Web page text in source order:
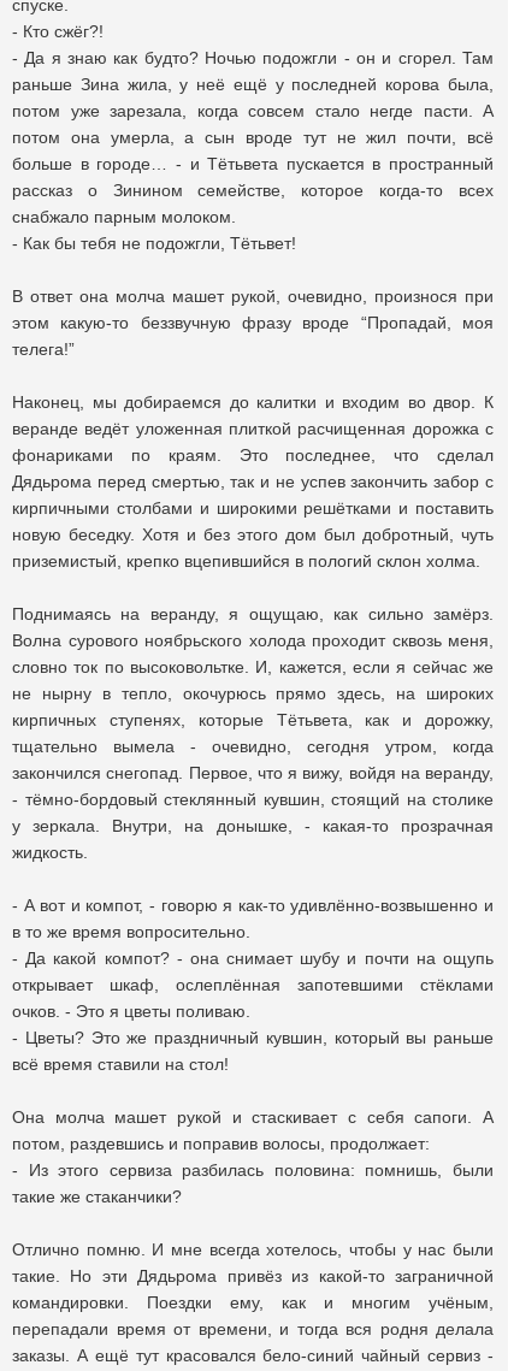
спуске.
- Кто сжёг?!
- Да я знаю как будто? Ночью подожгли - он и сгорел. Там
раньше Зина жила, у неё ещё у последней корова была,
потом уже зарезала, когда совсем стало негде пасти. А
потом она умерла, а сын вроде тут не жил почти, всё
больше в городе… - и Тётьвета пускается в пространный
рассказ о Зинином семействе, которое когда-то всех
снабжало парным молоком.
- Как бы тебя не подожгли, Тётьвет!
В ответ она молча машет рукой, очевидно, произнося при
этом какую-то беззвучную фразу вроде “Пропадай, моя
телега!”
Наконец, мы добираемся до калитки и входим во двор. К
веранде ведёт уложенная плиткой расчищенная дорожка с
фонариками по краям. Это последнее, что сделал
Дядьрома перед смертью, так и не успев закончить забор с
кирпичными столбами и широкими решётками и поставить
новую беседку. Хотя и без этого дом был добротный, чуть
приземистый, крепко вцепившийся в пологий склон холма.
Поднимаясь на веранду, я ощущаю, как сильно замёрз.
Волна сурового ноябрьского холода проходит сквозь меня,
словно ток по высоковольтке. И, кажется, если я сейчас же
не нырну в тепло, окочурюсь прямо здесь, на широких
кирпичных ступенях, которые Тётьвета, как и дорожку,
тщательно вымела - очевидно, сегодня утром, когда
закончился снегопад. Первое, что я вижу, войдя на веранду,
- тёмно-бордовый стеклянный кувшин, стоящий на столике
у зеркала. Внутри, на донышке, - какая-то прозрачная
жидкость.
- А вот и компот, - говорю я как-то удивлённо-возвышенно и
в то же время вопросительно.
- Да какой компот? - она снимает шубу и почти на ощупь
открывает шкаф, ослеплённая запотевшими стёклами
очков. - Это я цветы поливаю.
- Цветы? Это же праздничный кувшин, который вы раньше
всё время ставили на стол!
Она молча машет рукой и стаскивает с себя сапоги. А
потом, раздевшись и поправив волосы, продолжает:
- Из этого сервиза разбилась половина: помнишь, были
такие же стаканчики?
Отлично помню. И мне всегда хотелось, чтобы у нас были
такие. Но эти Дядьрома привёз из какой-то заграничной
командировки. Поездки ему, как и многим учёным,
перепадали время от времени, и тогда вся родня делала
заказы. А ещё тут красовался бело-синий чайный сервиз -